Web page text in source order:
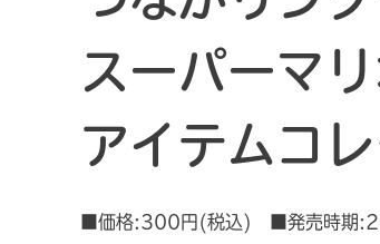
スーパーマ
アイテムコ
■価格:300円(税込) ■発売時期